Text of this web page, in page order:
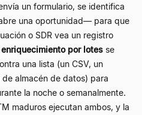
un formulario, se identifica
una oportunidad— para que
o SDR vea un registro
enriquecimiento por lotes se
una lista (un CSV, un
almacén de datos) para
la noche o semanalmente.
maduros ejecutan ambos, y la